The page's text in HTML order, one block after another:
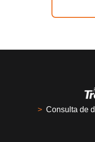
> Consulta de